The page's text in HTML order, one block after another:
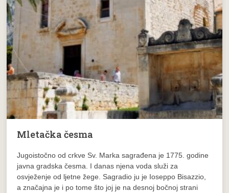
Mletačka česma
Jugoistočno od crkve Sv. Marka sagrađena je 1775. godine
javna gradska česma. I danas njena voda služi za
osvježenje od ljetne žege. Sagradio ju je Ioseppo Bisazzio,
a značajna je i po tome što joj je na desnoj bočnoj strani